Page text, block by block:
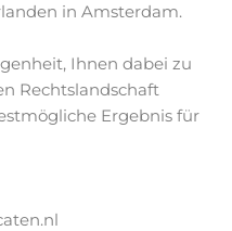
in Amsterdam.
Ihnen dabei zu
Rechtslandschaft
Ergebnis für